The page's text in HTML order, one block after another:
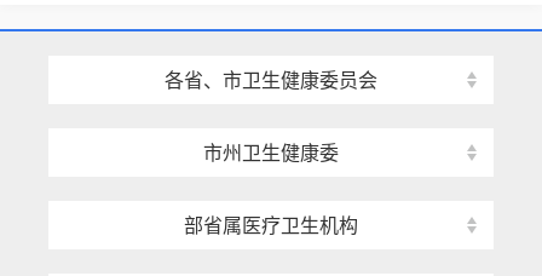
各省、市卫生健康委员会
市州卫生健康委
部省属医疗卫生机构